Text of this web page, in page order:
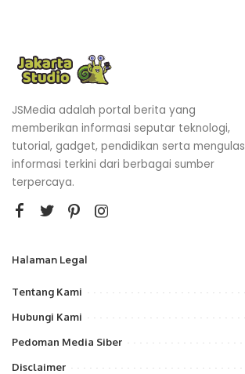
JSMedia adalah portal berita yang
memberikan informasi seputar teknologi,
tutorial, gadget, pendidikan serta mengulas
informasi terkini dari berbagai sumber
terpercaya.
Halaman Legal
Tentang Kami
Hubungi Kami
Pedoman Media Siber
Disclaimer